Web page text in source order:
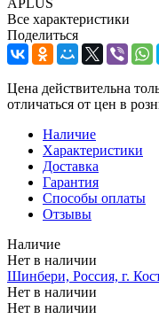
Все характеристики
Поделиться
Цена действительна
отличаться от цен в
Наличие
Характеристики
Доставка
Гарантия
Способы оплаты
Отзывы
Наличие
Нет в наличии
Шинбери, Россия, г.
Нет в наличии
Нет в наличии